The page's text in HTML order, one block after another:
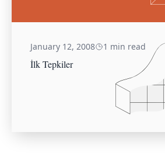
January 12, 2008 1 min read
İlk Tepkiler